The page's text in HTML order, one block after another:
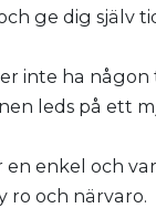
ge dig själv
inte ha
leds på ett
en enkel och
ro och närvaro.